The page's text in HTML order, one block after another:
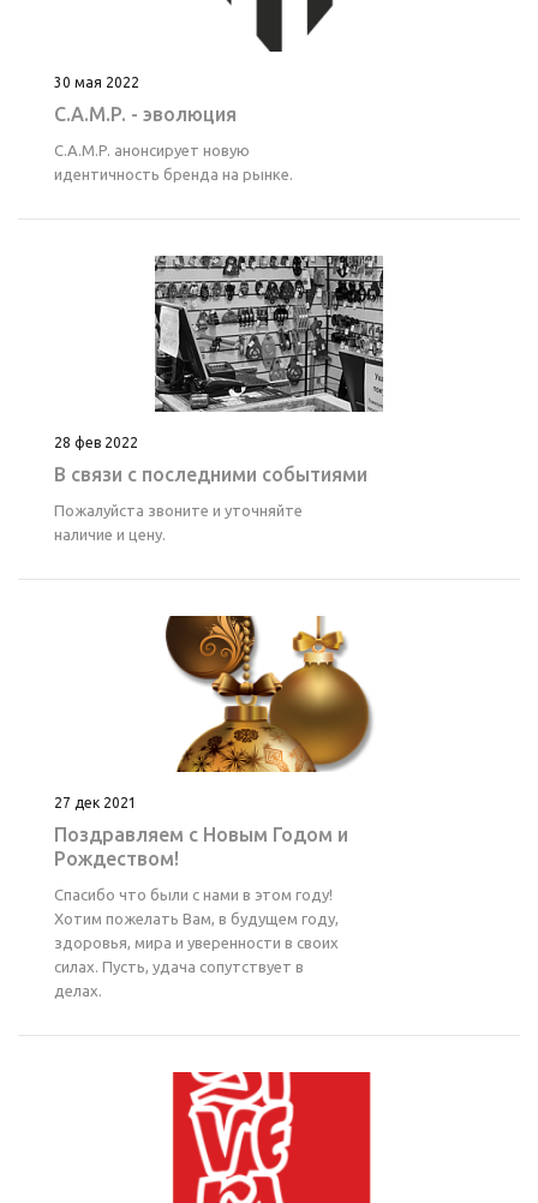
30 мая 2022
C.A.M.P. - эволюция
C.A.M.P. анонсирует новую
идентичность бренда на рынке.
28 фев 2022
В связи с последними событиями
Пожалуйста звоните и уточняйте
наличие и цену.
27 дек 2021
Поздравляем с Новым Годом и
Рождеством!
Спасибо что были с нами в этом году!
Хотим пожелать Вам, в будущем году,
здоровья, мира и уверенности в своих
силах. Пусть, удача сопутствует в
делах.